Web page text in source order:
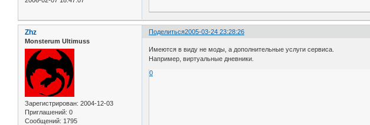
Поделиться2005-03-24 23:28:26
Zhz
Monsterum Ultimuss
Зарегистрирован: 2004-12-03
Приглашений: 0
Сообщений: 1795
Имеются в виду не моды, а дополнительные услуги сервиса.
Например, виртуальные дневники.
0